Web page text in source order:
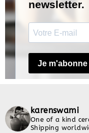
karenswami
One of a kind
Shipping